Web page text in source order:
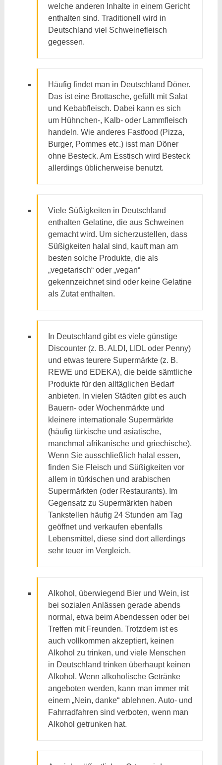
welche anderen Inhalte in einem Gericht
enthalten sind. Traditionell wird in
Deutschland viel Schweinefleisch
gegessen.
Häufig findet man in Deutschland Döner.
Das ist eine Brottasche, gefüllt mit Salat
und Kebabfleisch. Dabei kann es sich
um Hühnchen-, Kalb- oder Lammfleisch
handeln. Wie anderes Fastfood (Pizza,
Burger, Pommes etc.) isst man Döner
ohne Besteck. Am Esstisch wird Besteck
allerdings üblicherweise benutzt.
Viele Süßigkeiten in Deutschland
enthalten Gelatine, die aus Schweinen
gemacht wird. Um sicherzustellen, dass
Süßigkeiten halal sind, kauft man am
besten solche Produkte, die als
„vegetarisch“ oder „vegan“
gekennzeichnet sind oder keine Gelatine
als Zutat enthalten.
In Deutschland gibt es viele günstige
Discounter (z. B. ALDI, LIDL oder Penny)
und etwas teurere Supermärkte (z. B.
REWE und EDEKA), die beide sämtliche
Produkte für den alltäglichen Bedarf
anbieten. In vielen Städten gibt es auch
Bauern- oder Wochenmärkte und
kleinere internationale Supermärkte
(häufig türkische und asiatische,
manchmal afrikanische und griechische).
Wenn Sie ausschließlich halal essen,
finden Sie Fleisch und Süßigkeiten vor
allem in türkischen und arabischen
Supermärkten (oder Restaurants). Im
Gegensatz zu Supermärkten haben
Tankstellen häufig 24 Stunden am Tag
geöffnet und verkaufen ebenfalls
Lebensmittel, diese sind dort allerdings
sehr teuer im Vergleich.
Alkohol, überwiegend Bier und Wein, ist
bei sozialen Anlässen gerade abends
normal, etwa beim Abendessen oder bei
Treffen mit Freunden. Trotzdem ist es
auch vollkommen akzeptiert, keinen
Alkohol zu trinken, und viele Menschen
in Deutschland trinken überhaupt keinen
Alkohol. Wenn alkoholische Getränke
angeboten werden, kann man immer mit
einem „Nein, danke“ ablehnen. Auto- und
Fahrradfahren sind verboten, wenn man
Alkohol getrunken hat.